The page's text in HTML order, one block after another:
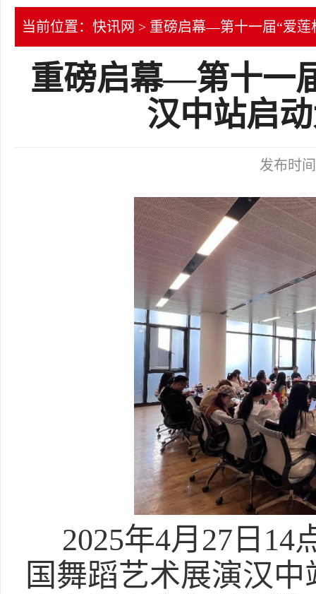
当前位置： 快讯网 > 重磅启幕—第十一届“爱莲
重磅启幕—第十一
汉中站启
发布时
2025年4月27日14
国舞蹈艺术展演汉